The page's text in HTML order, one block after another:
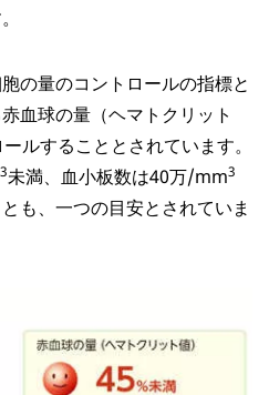
の量のコントロールの指標と
血球の量（ヘマトクリット
ルすることとされています。
3未満、血小板数は40万/mm3
も、一つの目安とされていま